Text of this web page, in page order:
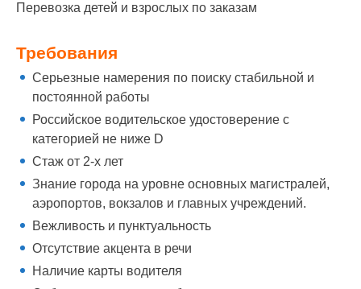
Перевозка детей и взрослых по заказам
Требования
Серьезные намерения по поиску стабильной и
постоянной работы
Российское водительское удостоверение с
категорией не ниже D
Стаж от 2-х лет
Знание города на уровне основных магистралей,
аэропортов, вокзалов и главных учреждений.
Вежливость и пунктуальность
Отсутствие акцента в речи
Наличие карты водителя